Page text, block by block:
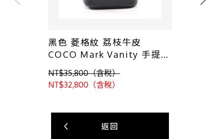
黑色 菱格紋 荔枝牛皮
COCO Mark Vanity 手提包
(無卡)【CHANEL 香奈兒】
A01998
NT$35,800（含稅）
NT$32,800（含稅）
返回